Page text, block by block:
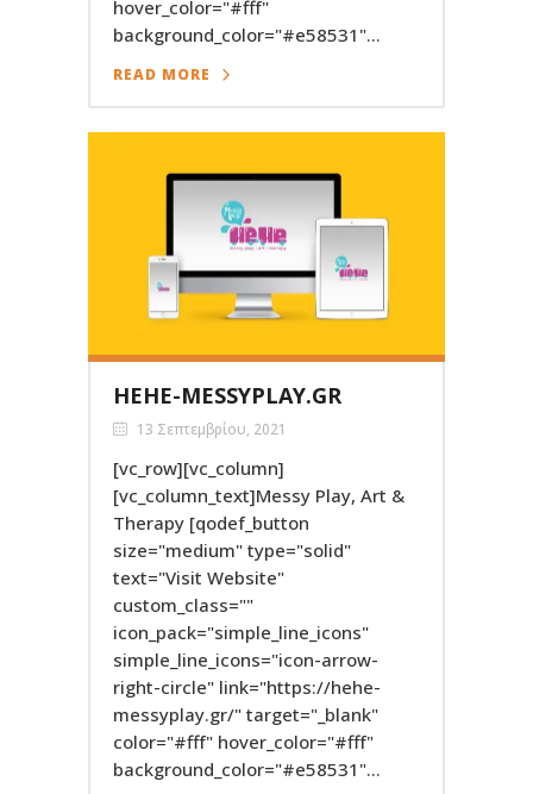
hover_color="#fff"
background_color="#e58531"...
READ MORE
HEHE-MESSYPLAY.GR
13 Σεπτεμβρίου, 2021
[vc_row][vc_column]
[vc_column_text]Messy Play, Art &
Therapy [qodef_button
size="medium" type="solid"
text="Visit Website"
custom_class=""
icon_pack="simple_line_icons"
simple_line_icons="icon-arrow-
right-circle" link="https://hehe-
messyplay.gr/" target="_blank"
color="#fff" hover_color="#fff"
background_color="#e58531"...